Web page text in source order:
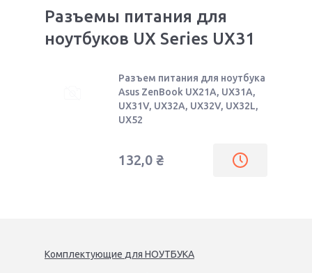
Разъемы питания для
ноутбуков UX Series UX31
Разъем питания для ноутбука
Asus ZenBook UX21A, UX31A,
UX31V, UX32A, UX32V, UX32L,
UX52
132,0 ₴
Комплектующие для НОУТБУКА